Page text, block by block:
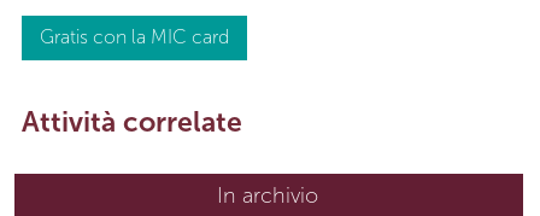
Gratis con la MIC card
Attività correlate
In archivio